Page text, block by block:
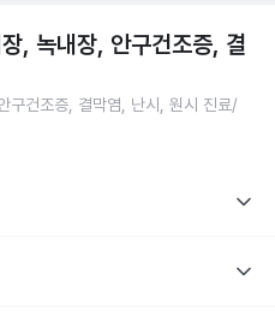
, 녹내장, 안구건조증, 결
구건조증, 결막염, 난시, 원시 진료/